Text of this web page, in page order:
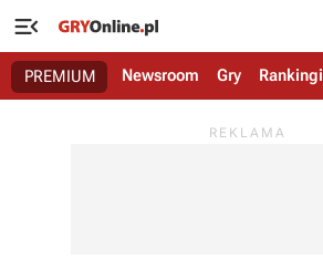

PREMIUM Newsroom Gry Rankingi